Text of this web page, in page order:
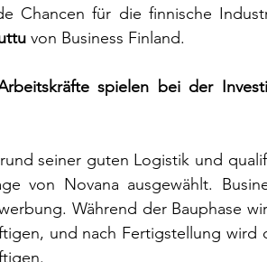
Chancen für die finnische
von Business Finland.
spielen bei der
seiner guten Logistik und
von Novana ausgewählt.
Während der Bauphase
und nach Fertigstellung wird